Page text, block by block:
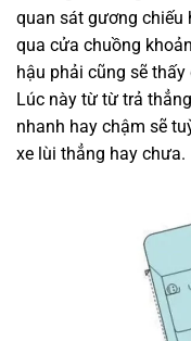
quan sát gương chiếu
qua cửa chuồng
hậu phải cũng sẽ
Lúc này từ từ trả
nhanh hay chậm sẽ
xe lùi thẳng hay chưa.